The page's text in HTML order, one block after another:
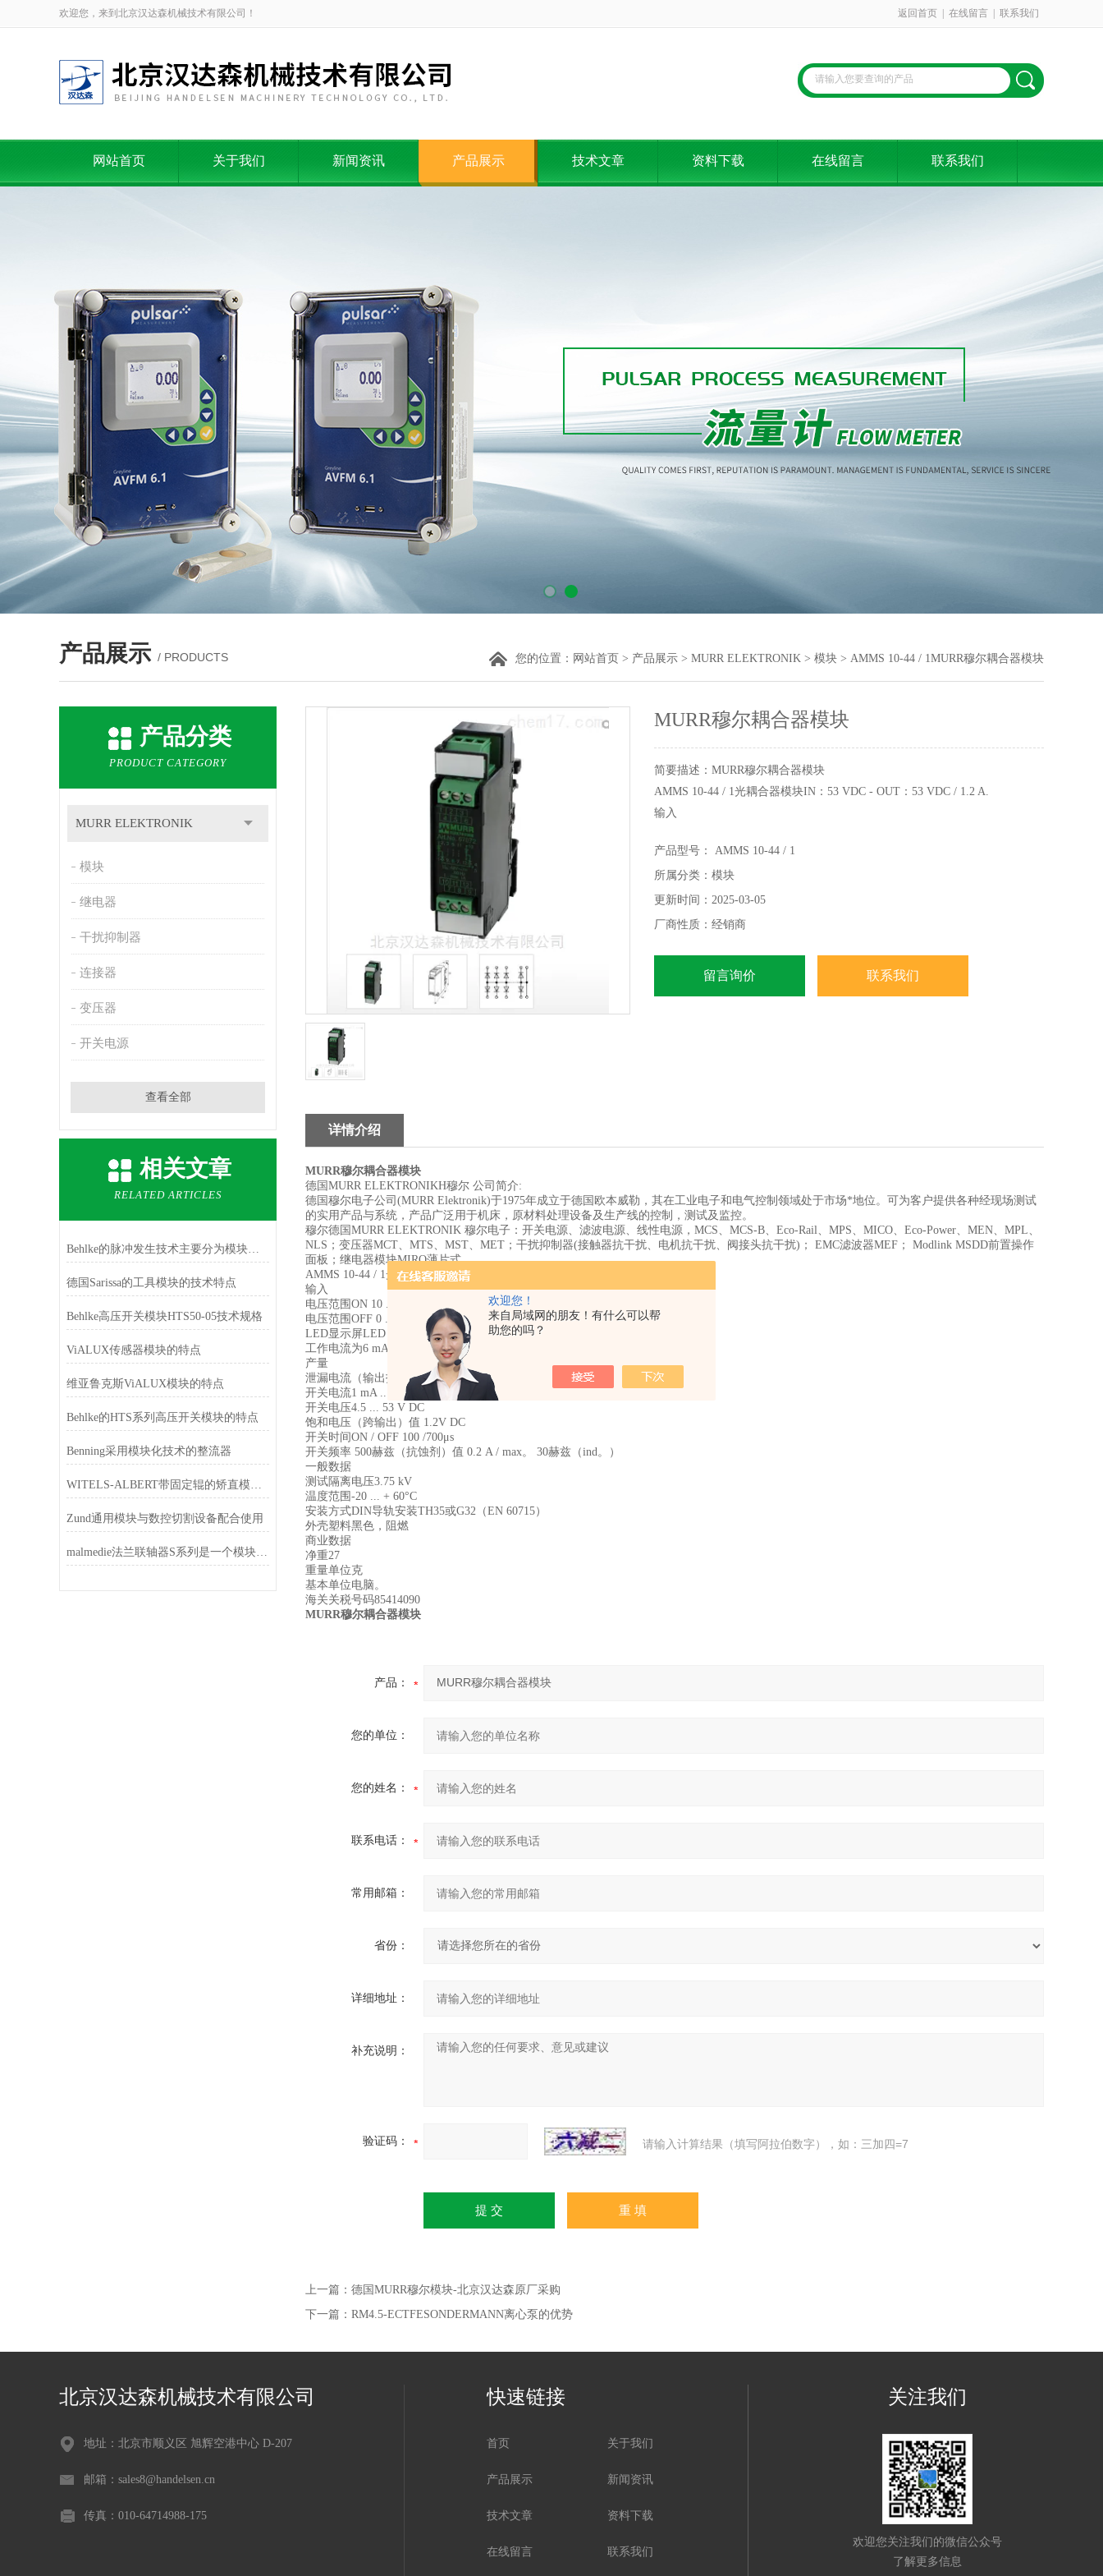
欢迎您！
来自局域网的朋友！有什么可以帮
助您的吗？
欢迎您，来到北京汉达森机械技术有限公司！ 返回首页 在线留言 联系我们
网站首页 关于我们 新闻资讯 产品展示 技术文章 资料下载 在线留言 联系我们
产品展示 / PRODUCTS 您的位置： 网站首页 > 产品展示 > MURR ELEKTRONIK > 模块 > AMMS 10-44 / 1MURR穆尔耦合器模块
产品分类
PRODUCT CATEGORY
MURR ELEKTRONIK
模块
继电器
干扰抑制器
连接器
变压器
开关电源
查看全部
相关文章
RELATED ARTICLES
Behlke的脉冲发生技术主要分为模块组件
德国Sarissa的工具模块的技术特点
Behlke高压开关模块HTS50-05技术规格
ViALUX传感器模块的特点
维亚鲁克斯ViALUX模块的特点
Behlke的HTS系列高压开关模块的特点
Benning采用模块化技术的整流器
WITELS-ALBERT带固定辊的矫直模块的应用
Zund通用模块与数控切割设备配合使用
malmedie法兰联轴器S系列是一个模块化系统
MURR穆尔耦合器模块
简要描述：MURR穆尔耦合器模块
AMMS 10-44 / 1光耦合器模块IN：53 VDC - OUT：53 VDC / 1.2 A.
输入
电压范围OFF 0 ... 3 V DC
LED显示屏LED（红色）
产品型号： AMMS 10-44 / 1
所属分类：模块
更新时间：2025-03-05
厂商性质：经销商
留言询价 联系我们
详情介绍
MURR穆尔耦合器模块
德国MURR ELEKTRONIKH穆尔 公司简介:
德国穆尔电子公司(MURR Elektronik)于1975年成立于德国欧本威勒，其在工业电子和电气控制领域处于市场*地位。可为客户提供各种经现场测试
的实用产品与系统，产品广泛用于机床，原材料处理设备及生产线的控制，测试及监控。
穆尔德国MURR ELEKTRONIK 穆尔电子：开关电源、滤波电源、线性电源，MCS、MCS-B、Eco-Rail、MPS、MICO、Eco-Power、MEN、MPL、
NLS；变压器MCT、MTS、MST、MET；干扰抑制器(接触器抗干扰、电机抗干扰、阀接头抗干扰)； EMC滤波器MEF； Modlink MSDD前置操作
面板；继电器模块MIRO薄片式
AMMS 10-44 / 1光耦合器模块IN：53 VDC - OUT：53 VDC / 1.2 A.
输入
电压范围ON 10 ... 53 V DC
电压范围OFF 0 ... 3 V DC
LED显示屏LED（红色）
工作电流为6 mA
产量
泄漏电流（输出打开时）值 0.3毫安
开关电流1 mA ... 1.2 A.
开关电压4.5 ... 53 V DC
饱和电压（跨输出）值 1.2V DC
开关时间ON / OFF 100 /700μs
开关频率 500赫兹（抗蚀剂）值 0.2 A / max。 30赫兹（ind。）
一般数据
测试隔离电压3.75 kV
温度范围-20 ... + 60°C
安装方式DIN导轨安装TH35或G32（EN 60715）
外壳塑料黑色，阻燃
商业数据
净重27
重量单位克
基本单位电脑。
海关关税号码85414090
MURR穆尔耦合器模块
产品：
您的单位：
您的姓名：
联系电话：
常用邮箱：
省份：
详细地址：
补充说明：
验证码： 请输入计算结果（填写阿拉伯数字），如：三加四=7
上一篇： 德国MURR穆尔模块-北京汉达森原厂采购
下一篇： RM4.5-ECTFESONDERMANN离心泵的优势
北京汉达森机械技术有限公司
地址：北京市顺义区 旭辉空港中心 D-207
邮箱：sales8@handelsen.cn
传真：010-64714988-175
快速链接
首页 关于我们
产品展示 新闻资讯
技术文章 资料下载
在线留言 联系我们
关注我们
欢迎您关注我们的微信公众号
了解更多信息